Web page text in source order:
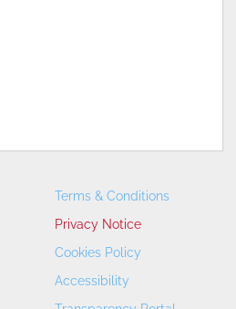
Terms & Conditions
Privacy Notice
Cookies Policy
Accessibility